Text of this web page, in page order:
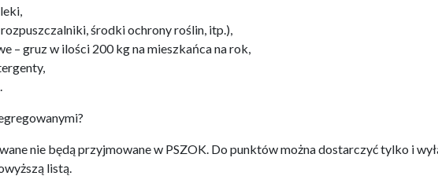
środki ochrony roślin, itp.),
– gruz w ilości 200 kg na mieszkańca na rok,
nie będą przyjmowane w PSZOK. Do punktów można dostarczyć tylko i
listą.